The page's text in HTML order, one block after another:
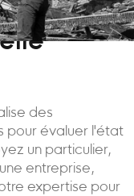
des
pour évaluer l'état
un particulier,
entreprise,
expertise pour